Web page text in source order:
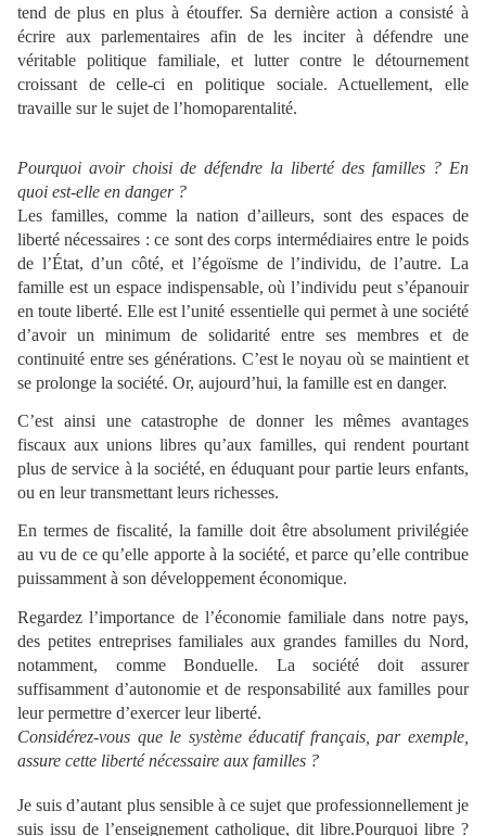
tend de plus en plus à étouffer. Sa dernière action a consisté à
écrire aux parlementaires afin de les inciter à défendre une
véritable politique familiale, et lutter contre le détournement
croissant de celle-ci en politique sociale. Actuellement, elle
travaille sur le sujet de l’homoparentalité.
Pourquoi avoir choisi de défendre la liberté des familles ? En
quoi est-elle en danger ?
Les familles, comme la nation d’ailleurs, sont des espaces de
liberté nécessaires : ce sont des corps intermédiaires entre le poids
de l’État, d’un côté, et l’égoïsme de l’individu, de l’autre. La
famille est un espace indispensable, où l’individu peut s’épanouir
en toute liberté. Elle est l’unité essentielle qui permet à une société
d’avoir un minimum de solidarité entre ses membres et de
continuité entre ses générations. C’est le noyau où se maintient et
se prolonge la société. Or, aujourd’hui, la famille est en danger.
C’est ainsi une catastrophe de donner les mêmes avantages
fiscaux aux unions libres qu’aux familles, qui rendent pourtant
plus de service à la société, en éduquant pour partie leurs enfants,
ou en leur transmettant leurs richesses.
En termes de fiscalité, la famille doit être absolument privilégiée
au vu de ce qu’elle apporte à la société, et parce qu’elle contribue
puissamment à son développement économique.
Regardez l’importance de l’économie familiale dans notre pays,
des petites entreprises familiales aux grandes familles du Nord,
notamment, comme Bonduelle. La société doit assurer
suffisamment d’autonomie et de responsabilité aux familles pour
leur permettre d’exercer leur liberté.
Considérez-vous que le système éducatif français, par exemple,
assure cette liberté nécessaire aux familles ?
Je suis d’autant plus sensible à ce sujet que professionnellement je
suis issu de l’enseignement catholique, dit libre.Pourquoi libre ?